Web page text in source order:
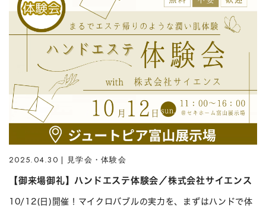
2025.04.30 | 見学会・体験会
【御来場御礼】ハンドエステ体験会／株式会社サイエンス
10/12(日)開催！マイクロバブルの実力を、まずはハンドで体